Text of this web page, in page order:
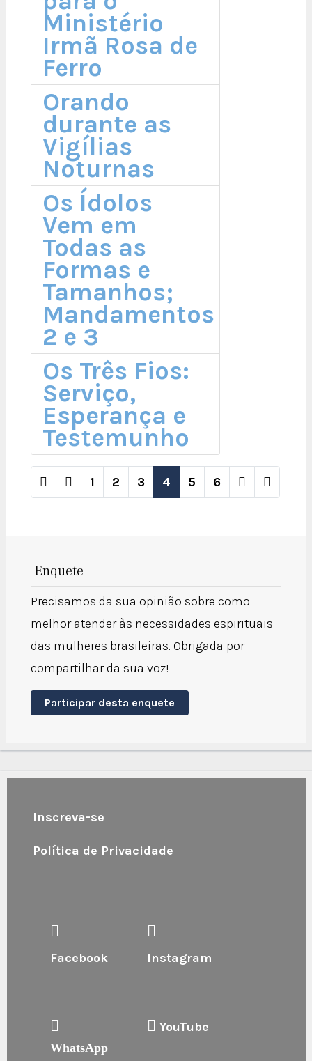
Ministério
Irmã Rosa de
Ferro
Orando
durante as
Vigílias
Noturnas
Os Ídolos
Vem em
Todas as
Formas e
Tamanhos;
Mandamentos
2 e 3
Os Três Fios:
Serviço,
Esperança e
Testemunho
Página 4 de 6
1 2 3 4 5 6
Enquete
Precisamos da sua opinião sobre como
melhor atender às necessidades espirituais
das mulheres brasileiras. Obrigada por
compartilhar da sua voz!
Participar desta enquete
Inscreva-se
Política de Privacidade
Facebook Instagram
WhatsApp
YouTube